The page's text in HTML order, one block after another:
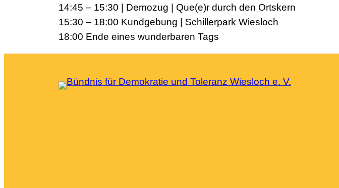
14:45 – 15:30 | Demozug | Que(e)r durch den Ortskern
15:30 – 18:00 Kundgebung | Schillerpark Wiesloch
18:00 Ende eines wunderbaren Tags